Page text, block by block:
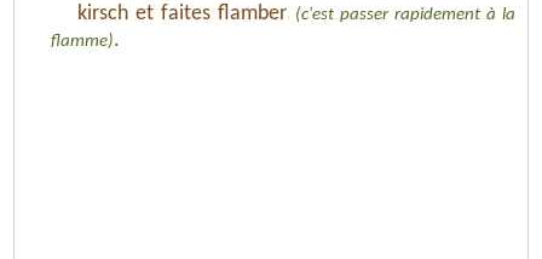
kirsch et faites flamber (c'est passer rapidement à la
flamme).